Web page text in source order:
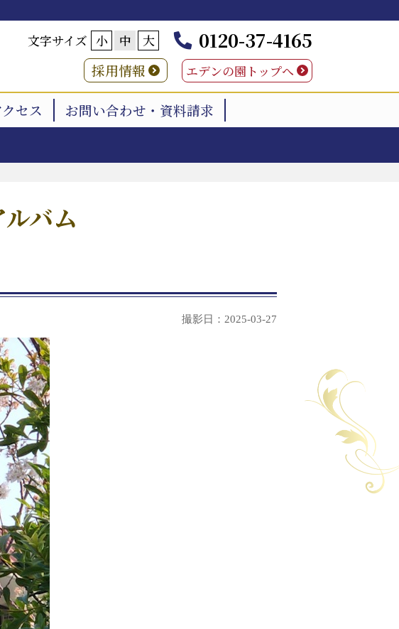
文字サイズ 小 中 大 0120-37-4165
採用情報 エデンの園トップへ
セス お問い合わせ・資料請求
バム
撮影日：2025-03-27